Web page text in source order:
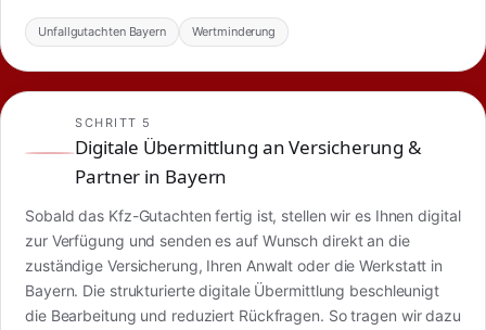
Unfallgutachten Bayern Wertminderung
SCHRITT 5
Digitale Übermittlung an Versicherung &
Partner in Bayern
Sobald das Kfz-Gutachten fertig ist, stellen wir es Ihnen digital
zur Verfügung und senden es auf Wunsch direkt an die
zuständige Versicherung, Ihren Anwalt oder die Werkstatt in
Bayern. Die strukturierte digitale Übermittlung beschleunigt
die Bearbeitung und reduziert Rückfragen. So tragen wir dazu